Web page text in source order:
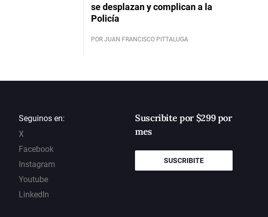
se desplazan y complican a la
Policía
POR JUAN FRANCISCO PITTALUGA
Seguinos en:
X
Facebook
Instagram
Youtube
LinkedIn
Suscribite por $299 por
mes
SUSCRIBITE